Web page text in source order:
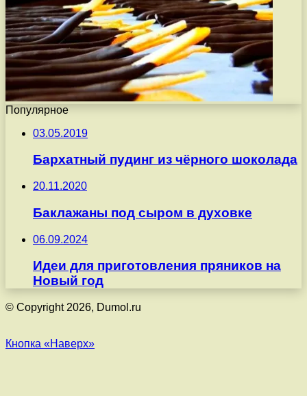
Популярное
03.05.2019
Бархатный пудинг из чёрного шоколада
20.11.2020
Баклажаны под сыром в духовке
06.09.2024
Идеи для приготовления пряников на
Новый год
© Copyright 2026, Dumol.ru
Кнопка «Наверх»